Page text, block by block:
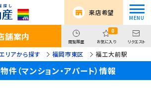
来店希望
舗案内 閲覧履歴
0
お気に入り リクエスト
リアから探す 福岡市東区 福工大前駅
（マンション・アパート）情報